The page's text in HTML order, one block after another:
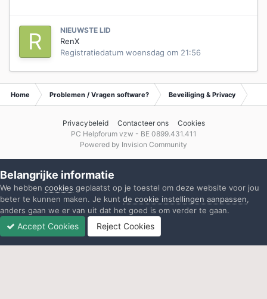
NIEUWSTE LID
RenX
Registratiedatum woensdag om 21:56
Home Problemen / Vragen software? Beveiliging & Privacy
Privacybeleid Contacteer ons
Cookies
PC Helpforum vzw - BE 0899.431.411
Powered by Invision Community
Belangrijke informatie
We hebben cookies geplaatst op je toestel om deze website voor jou
beter te kunnen maken. Je kunt de cookie instellingen aanpassen,
anders gaan we er van uit dat het goed is om verder te gaan.
Accept Cookies Reject Cookies
Ongelezen